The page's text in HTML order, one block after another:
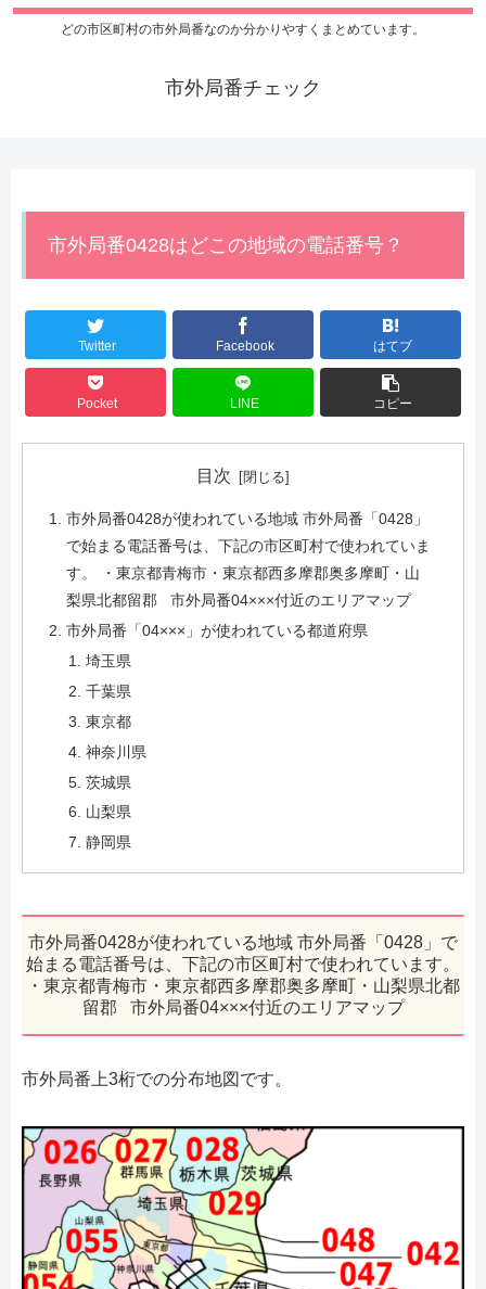
どの市区町村の市外局番なのか分かりやすくまとめています。
市外局番チェック
市外局番0428はどこの地域の電話番号？
Twitter Facebook はてブ
Pocket LINE コピー
目次
市外局番0428が使われている地域 市外局番「0428」
で始まる電話番号は、下記の市区町村で使われていま
す。 ・東京都青梅市・東京都西多摩郡奥多摩町・山
梨県北都留郡 市外局番04×××付近のエリアマップ
市外局番「04×××」が使われている都道府県
埼玉県
千葉県
東京都
神奈川県
茨城県
山梨県
静岡県
市外局番0428が使われている地域 市外局番「0428」で
始まる電話番号は、下記の市区町村で使われています。
・東京都青梅市・東京都西多摩郡奥多摩町・山梨県北都
留郡 市外局番04×××付近のエリアマップ
市外局番上3桁での分布地図です。